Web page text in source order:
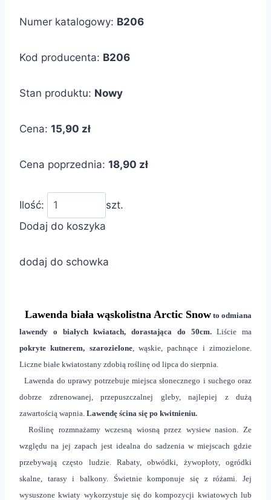
Numer katalogowy: B206
Kod producenta: B206
Stan produktu: Nowy
Cena: 15,90 zł
Cena poprzednia: 18,90 zł
Ilość:
szt.
Dodaj do koszyka
dodaj do schowka
Lawenda biała wąskolistna Arctic Snow to odmiana
lawendy o białych kwiatach, dorastająca do 50cm.Liście ma
pokryte kutnerem, szarozielone, wąskie, pachnące i zimozielone.
Liczne białe kwiatostany zdobią roślinę od lipca do sierpnia.
Lawenda do uprawy potrzebuje miejsca słonecznego i suchego oraz
dobrze zdrenowanej, przepuszczalnej gleby, najlepiej z dużą
zawartością wapnia. Lawendę ścina się po kwitnieniu.
Roślinę rozmnażamy wczesną wiosną przez wysiew nasion. Ze
względu na jej zapach jest idealna do sadzenia w miejscach gdzie
przebywają często ludzie. Rabaty, obwódki, żywopłoty, ogródki
skalne, tarasy i balkony. Świetnie komponuje się z różami. Jej
wysuszone kwiaty wykorzystuje się do kompozycji kwiatowych lub